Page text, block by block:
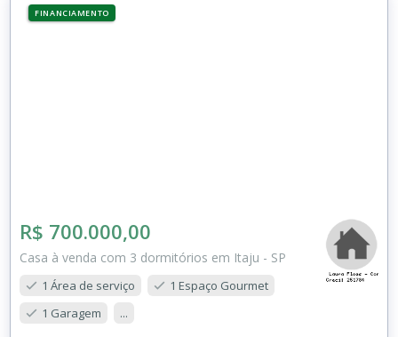
FINANCIAMENTO
R$ 700.000,00
Casa à venda com 3 dormitórios em Itaju - SP
1 Área de serviço
1 Espaço Gourmet
1 Garagem
...